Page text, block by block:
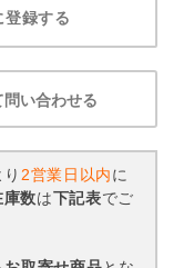
登録する
い合わせる
2営業日以内に
庫数は下記表でご